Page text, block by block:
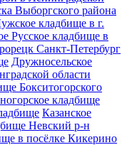
Выборгского района
кладбище в г.
Русское кладбище в
Санкт-Петербург
Дружносельское
области
Бокситогорского
кладбище
Казанское
Невский р-н
в посёлке Кикерино